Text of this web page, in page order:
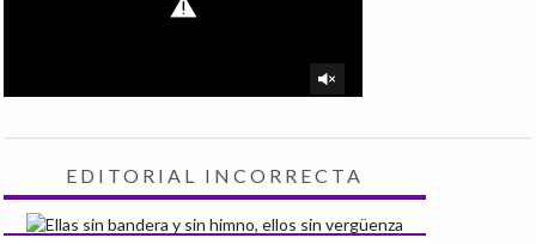
EDITORIAL INCORRECTA